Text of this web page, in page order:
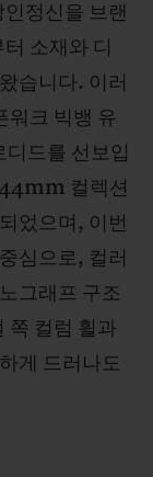
정신을 브랜
소재와 디
습니다. 이러
워크 빅뱅 유
드를 선보입
컬렉션
었으며, 이번
심으로, 컬러
그래프 구조
쪽 컬럼 휠과
게 드러나도
연락처